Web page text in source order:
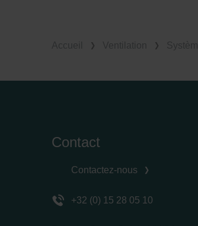
Contact
Contactez-nous
+32 (0) 15 28 05 10